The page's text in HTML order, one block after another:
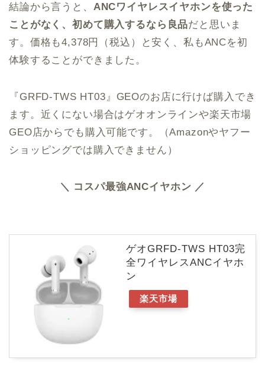
結論から言うと、 ANCワイヤレスイヤホンを使った
ことがなく、初めて購入するなら良品だと思いま
す。価格も4,378円（税込）と安く、私もANCを初
体験することができました。
『GRFD-TWS HT03』GEOのお店に行けば購入でき
ます。近くにない場合はゲオオンラインや楽天市場
GEO店からでも購入可能です。（Amazonやヤフー
ショッピングでは購入できません）
＼ コスパ最強ANCイヤホン ／
ゲオGRFD-TWS HT03完
全ワイヤレスANCイヤホ
ン
楽天市場